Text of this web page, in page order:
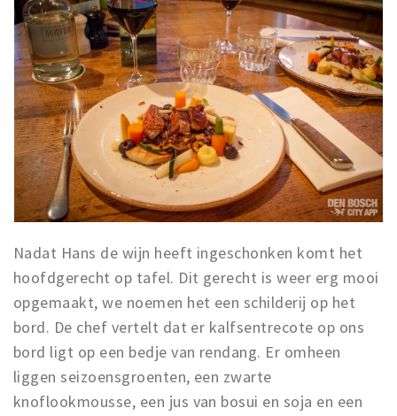
Nadat Hans de wijn heeft ingeschonken komt het
hoofdgerecht op tafel. Dit gerecht is weer erg mooi
opgemaakt, we noemen het een schilderij op het
bord. De chef vertelt dat er kalfsentrecote op ons
bord ligt op een bedje van rendang. Er omheen
liggen seizoensgroenten, een zwarte
knoflookmousse, een jus van bosui en soja en een